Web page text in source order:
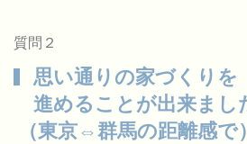
質問２
思い通りの家づくりを
進めることが出来まし
（東京⇔群馬の距離感で）